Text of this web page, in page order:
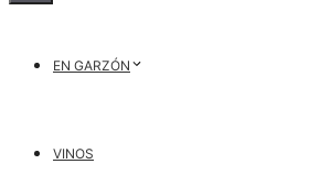
EN GARZÓN
VINOS